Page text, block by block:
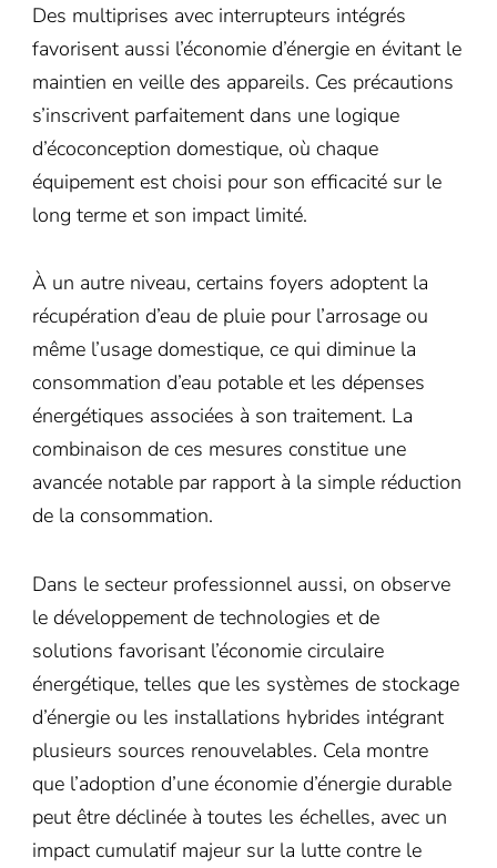
Des multiprises avec interrupteurs intégrés
favorisent aussi l’économie d’énergie en évitant le
maintien en veille des appareils. Ces précautions
s’inscrivent parfaitement dans une logique
d’écoconception domestique, où chaque
équipement est choisi pour son efficacité sur le
long terme et son impact limité.
À un autre niveau, certains foyers adoptent la
récupération d’eau de pluie pour l’arrosage ou
même l’usage domestique, ce qui diminue la
consommation d’eau potable et les dépenses
énergétiques associées à son traitement. La
combinaison de ces mesures constitue une
avancée notable par rapport à la simple réduction
de la consommation.
Dans le secteur professionnel aussi, on observe
le développement de technologies et de
solutions favorisant l’économie circulaire
énergétique, telles que les systèmes de stockage
d’énergie ou les installations hybrides intégrant
plusieurs sources renouvelables. Cela montre
que l’adoption d’une économie d’énergie durable
peut être déclinée à toutes les échelles, avec un
impact cumulatif majeur sur la lutte contre le